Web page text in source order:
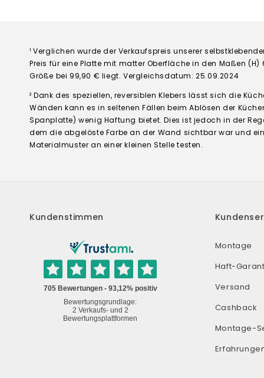
¹ Verglichen wurde der Verkaufspreis unserer
Preis für eine Platte mit matter Oberfläche in den Maßen
Größe bei 99,90 € liegt. Vergleichsdatum: 25.09.2024
² Dank des speziellen, reversiblen Klebers lässt sich die
Wänden kann es in seltenen Fällen beim Ablösen der
Spanplatte) wenig Haftung bietet. Dies ist jedoch in der
dem die abgelöste Farbe an der Wand sichtbar war und
Materialmuster an einer kleinen Stelle testen.
Kundenstimmen
Montage
Haft-
Versand
Cashback
Montage-